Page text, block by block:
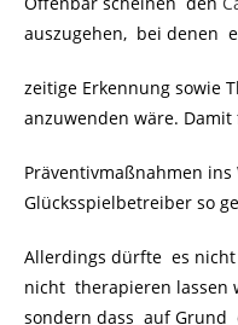
auszugehen, bei denen
zeitige Erkennung sowie
anzuwenden wäre.
Präventivmaßnahmen
Glücksspielbetreiber so
Allerdings dürfte es
nicht therapieren lassen
sondern dass auf Grund